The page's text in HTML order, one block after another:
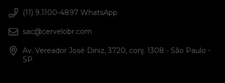
(11) 9.1100-4897 WhatsApp
sac@cervelobr.com
Av. Vereador José Diniz, 3720, conj. 1308 - São Paulo -
SP